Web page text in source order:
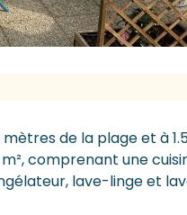
mètres de la plage et à
comprenant une
lave-linge et